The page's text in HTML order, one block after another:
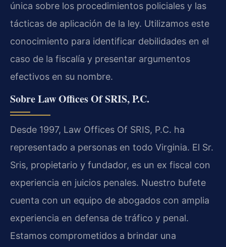
única sobre los procedimientos policiales y las
tácticas de aplicación de la ley. Utilizamos este
conocimiento para identificar debilidades en el
caso de la fiscalía y presentar argumentos
efectivos en su nombre.
Sobre Law Offices Of SRIS, P.C.
Desde 1997, Law Offices Of SRIS, P.C. ha
representado a personas en todo Virginia. El Sr.
Sris, propietario y fundador, es un ex fiscal con
experiencia en juicios penales. Nuestro bufete
cuenta con un equipo de abogados con amplia
experiencia en defensa de tráfico y penal.
Estamos comprometidos a brindar una